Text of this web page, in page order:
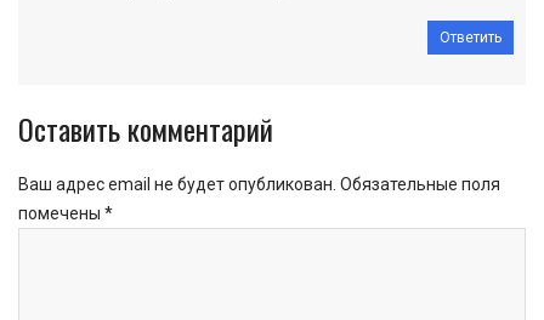
Ответить
Оставить комментарий
Ваш адрес email не будет опубликован. Обязательные поля
помечены *